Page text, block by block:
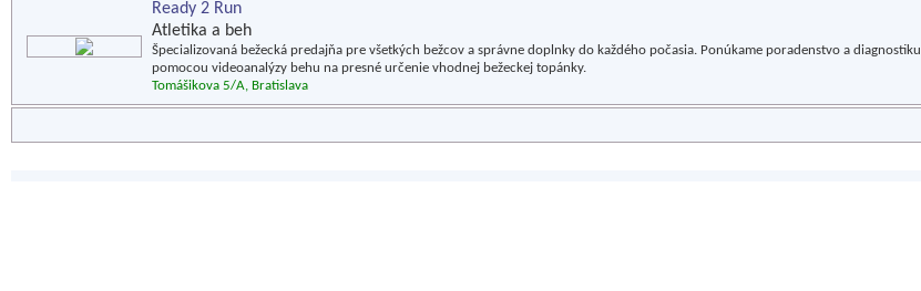
Ready 2 Run
Atletika a beh
Špecializovaná bežecká predajňa pre všetkých bežcov a správne doplnky do každého počasia. Ponúkame poradenstvo a diagnostiku
pomocou videoanalýzy behu na presné určenie vhodnej bežeckej topánky.
Tomášikova 5/A, Bratislava